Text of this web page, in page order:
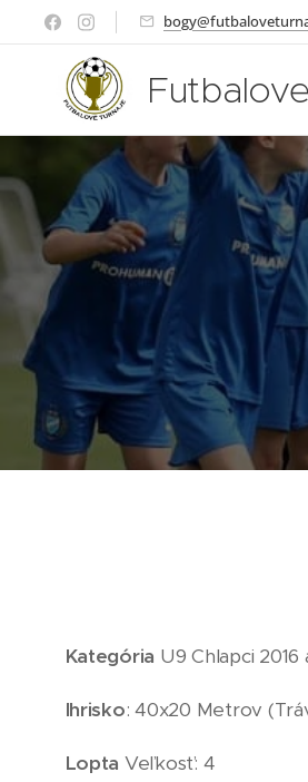
Kategória U9 Chlapci 2016
Ihrisko: 40x20 Metrov
Lopta Veľkosť: 4